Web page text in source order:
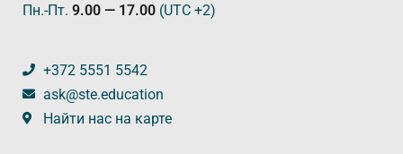
Пн.-Пт. 9.00 — 17.00 (UTC +2)
+372 5551 5542
ask@ste.education
Найти нас на карте